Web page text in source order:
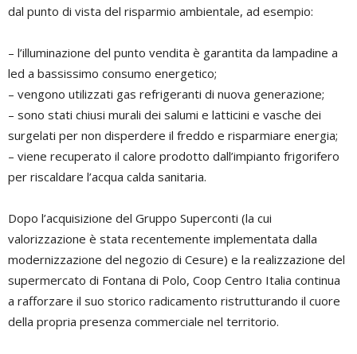
dal punto di vista del risparmio ambientale, ad esempio:
– l’illuminazione del punto vendita è garantita da lampadine a
led a bassissimo consumo energetico;
– vengono utilizzati gas refrigeranti di nuova generazione;
– sono stati chiusi murali dei salumi e latticini e vasche dei
surgelati per non disperdere il freddo e risparmiare energia;
– viene recuperato il calore prodotto dall’impianto frigorifero
per riscaldare l’acqua calda sanitaria.
Dopo l’acquisizione del Gruppo Superconti (la cui
valorizzazione è stata recentemente implementata dalla
modernizzazione del negozio di Cesure) e la realizzazione del
supermercato di Fontana di Polo, Coop Centro Italia continua
a rafforzare il suo storico radicamento ristrutturando il cuore
della propria presenza commerciale nel territorio.